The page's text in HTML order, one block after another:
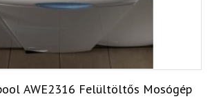
AWE2316 Felültöltős Mosógép